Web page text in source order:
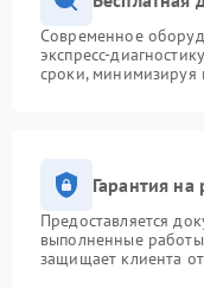
Современное
экспресс-
сроки, минимизируя
Гарантия на
Предоставляется
выполненные
защищает клиента